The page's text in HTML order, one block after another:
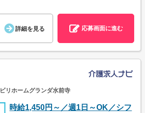
詳細を見る 応募画面に進む
リホームグランダ水前寺
時給1,450円～／週1日～OK／シフ